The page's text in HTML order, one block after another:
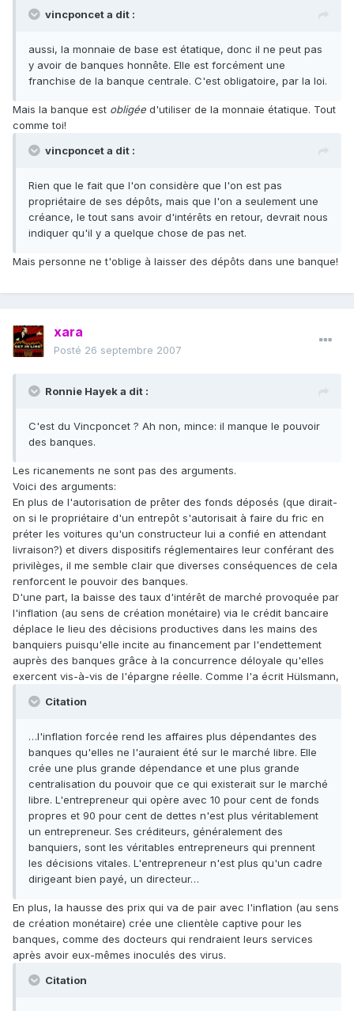
vincponcet a dit :
aussi, la monnaie de base est étatique, donc il ne peut pas
y avoir de banques honnête. Elle est forcément une
franchise de la banque centrale. C'est obligatoire, par la loi.
Mais la banque est obligée d'utiliser de la monnaie étatique. Tout
comme toi!
vincponcet a dit :
Rien que le fait que l'on considère que l'on est pas
propriétaire de ses dépôts, mais que l'on a seulement une
créance, le tout sans avoir d'intérêts en retour, devrait nous
indiquer qu'il y a quelque chose de pas net.
Mais personne ne t'oblige à laisser des dépôts dans une banque!
xara
Posté 26 septembre 2007
Ronnie Hayek a dit :
C'est du Vincponcet ? Ah non, mince: il manque le pouvoir
des banques.
Les ricanements ne sont pas des arguments.
Voici des arguments:
En plus de l'autorisation de prêter des fonds déposés (que dirait-
on si le propriétaire d'un entrepôt s'autorisait à faire du fric en
préter les voitures qu'un constructeur lui a confié en attendant
livraison?) et divers dispositifs réglementaires leur conférant des
privilèges, il me semble clair que diverses conséquences de cela
renforcent le pouvoir des banques.
D'une part, la baisse des taux d'intérêt de marché provoquée par
l'inflation (au sens de création monétaire) via le crédit bancaire
déplace le lieu des décisions productives dans les mains des
banquiers puisqu'elle incite au financement par l'endettement
auprès des banques grâce à la concurrence déloyale qu'elles
exercent vis-à-vis de l'épargne réelle. Comme l'a écrit Hülsmann,
Citation
…l'inflation forcée rend les affaires plus dépendantes des
banques qu'elles ne l'auraient été sur le marché libre. Elle
crée une plus grande dépendance et une plus grande
centralisation du pouvoir que ce qui existerait sur le marché
libre. L'entrepreneur qui opère avec 10 pour cent de fonds
propres et 90 pour cent de dettes n'est plus véritablement
un entrepreneur. Ses créditeurs, généralement des
banquiers, sont les véritables entrepreneurs qui prennent
les décisions vitales. L'entrepreneur n'est plus qu'un cadre
dirigeant bien payé, un directeur…
En plus, la hausse des prix qui va de pair avec l'inflation (au sens
de création monétaire) crée une clientèle captive pour les
banques, comme des docteurs qui rendraient leurs services
après avoir eux-mêmes inoculés des virus.
Citation